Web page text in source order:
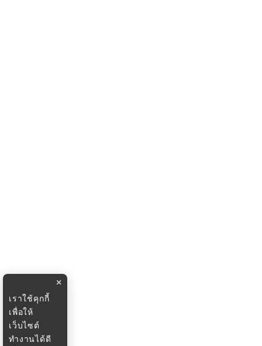
×
เราใช้คุกกี้
เพื่อให้
เว็บไซต์
ทำงานได้ดี